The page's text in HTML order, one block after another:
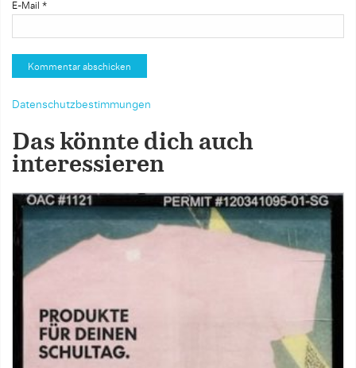
E-Mail *
Datenschutzbestimmungen
Das könnte dich auch
interessieren